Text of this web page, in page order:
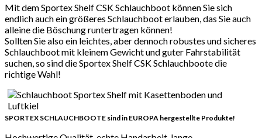
Mit dem Sportex Shelf CSK Schlauchboot können Sie sich
endlich auch ein größeres Schlauchboot erlauben, das Sie auch
alleine die Böschung runtertragen können!
Sollten Sie also ein leichtes, aber dennoch robustes und sicheres
Schlauchboot mit kleinem Gewicht und guter Fahrstabilität
suchen, so sind die Sportex Shelf CSK Schlauchboote die
richtige Wahl!
SPORTEX SCHLAUCHBOOTE sind in EUROPA hergestellte Produkte!